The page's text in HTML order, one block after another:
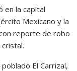
en la capital
Mexicano y la
reporte de robo
El Carrizal,